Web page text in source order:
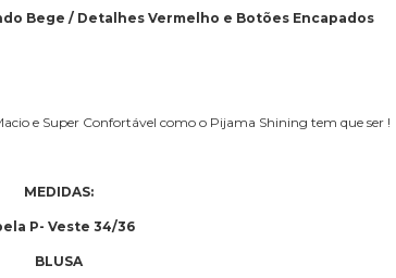
Bege / Detalhes Vermelho e Botões Encapados
e Super Confortável como o Pijama Shining tem que ser !
MEDIDAS:
P- Veste 34/36
BLUSA